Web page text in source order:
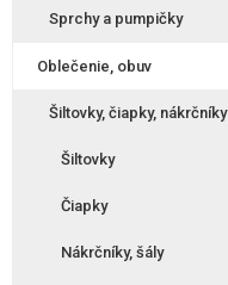
Sprchy a pumpičky
Oblečenie, obuv
Šiltovky, čiapky, nákrčníky
Šiltovky
Čiapky
Nákrčníky, šály